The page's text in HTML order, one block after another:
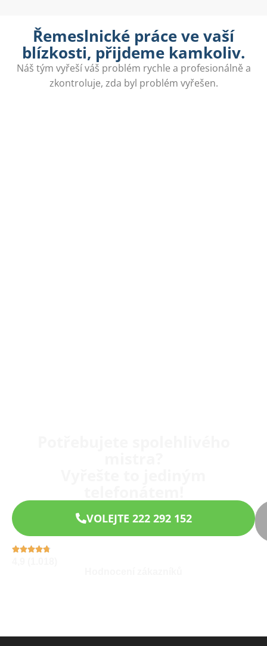
Řemeslnické práce ve vaší
blízkosti, přijdeme kamkoliv.
Náš tým vyřeší váš problém rychle a profesionálně a
zkontroluje, zda byl problém vyřešen.
VOLEJTE 222 292 152